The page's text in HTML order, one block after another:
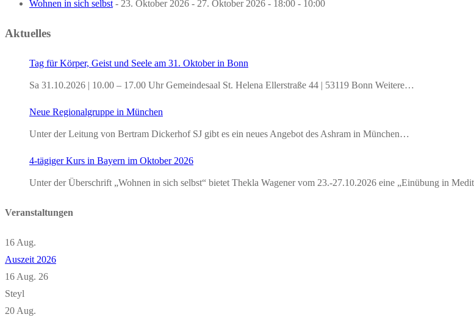
Wohnen in sich selbst- 23. Oktober 2026 - 27. Oktober 2026 - 18:00 - 10:00
Aktuelles
Tag für Körper, Geist und Seele am 31. Oktober in Bonn
Sa 31.10.2026 | 10.00 – 17.00 Uhr Gemeindesaal St. Helena Ellerstraße 44 | 53119 Bonn Weitere…
Neue Regionalgruppe in München
Unter der Leitung von Bertram Dickerhof SJ gibt es ein neues Angebot des Ashram in München…
4-tägiger Kurs in Bayern im Oktober 2026
Unter der Überschrift „Wohnen in sich selbst“ bietet Thekla Wagener vom 23.-27.10.2026 eine „Einübung in
Veranstaltungen
16 Aug.
Auszeit 2026
16 Aug. 26
Steyl
20 Aug.